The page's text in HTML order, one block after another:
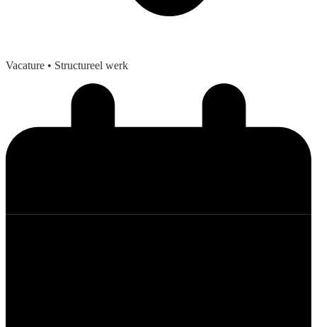
Vacature • Structureel werk